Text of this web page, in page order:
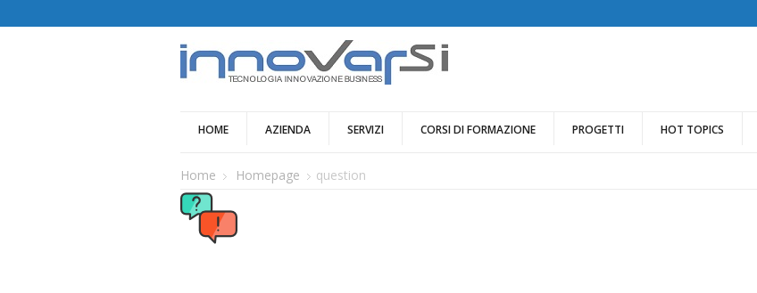
HOME AZIENDA SERVIZI CORSI DI FORMAZIONE PROGETTI HOT TOPICS
Home Homepage
question